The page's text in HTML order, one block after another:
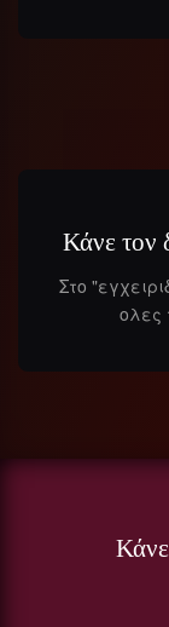
Κάνε τον
Στο
ολες